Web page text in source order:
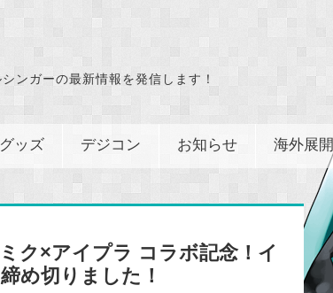
ンガーの最新情報を発信します！
グッズ デジコン お知らせ 海外展開
ク×アイプラ コラボ記念！イ
め切りました！